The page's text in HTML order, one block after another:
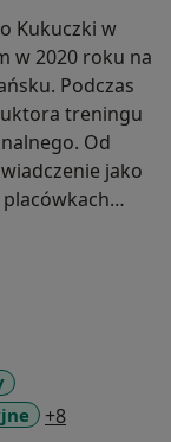
Kukuczki w
w 2020 roku na
Podczas
treningu
Od
jako
początku
jak
głównie
terapie
ćwiczeniami
+8